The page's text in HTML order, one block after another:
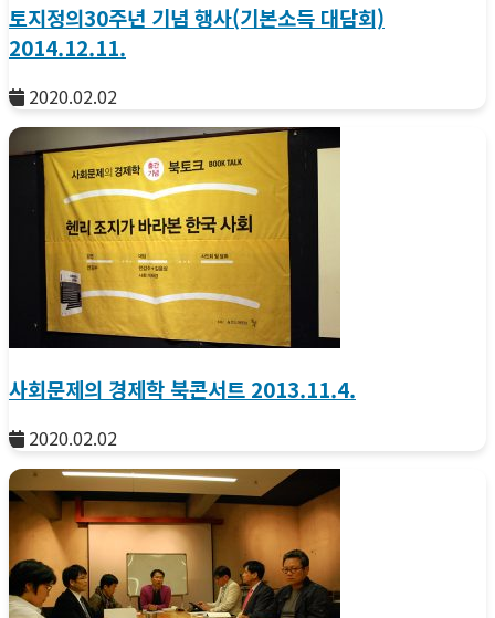
토지정의30주년 기념 행사(기본소득 대담회)
2014.12.11.
2020.02.02
사회문제의 경제학 북콘서트 2013.11.4.
2020.02.02